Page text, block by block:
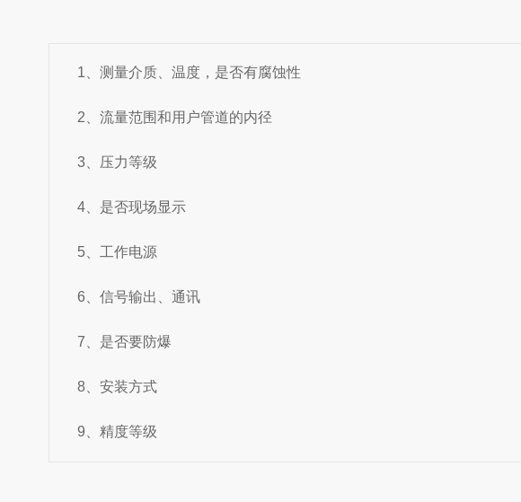
1、测量介质、温度，是否有腐蚀性
2、流量范围和用户管道的内径
3、压力等级
4、是否现场显示
5、工作电源
6、信号输出、通讯
7、是否要防爆
8、安装方式
9、精度等级